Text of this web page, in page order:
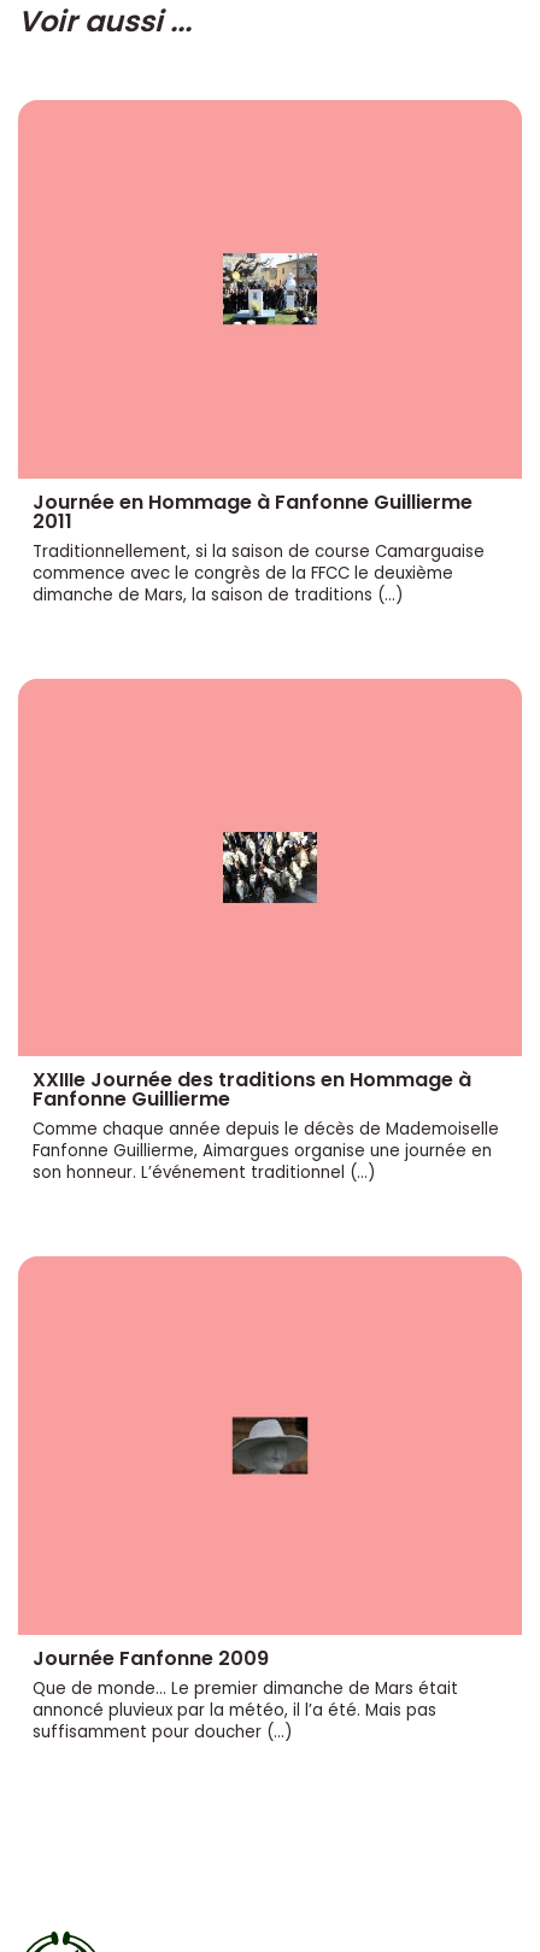
Voir aussi ...
Journée en Hommage à Fanfonne Guillierme
2011
Traditionnellement, si la saison de course Camarguaise
commence avec le congrès de la FFCC le deuxième
dimanche de Mars, la saison de traditions (…)
XXIIIe Journée des traditions en Hommage à
Fanfonne Guillierme
Comme chaque année depuis le décès de Mademoiselle
Fanfonne Guillierme, Aimargues organise une journée en
son honneur. L’événement traditionnel (…)
Journée Fanfonne 2009
Que de monde... Le premier dimanche de Mars était
annoncé pluvieux par la météo, il l’a été. Mais pas
suffisamment pour doucher (…)